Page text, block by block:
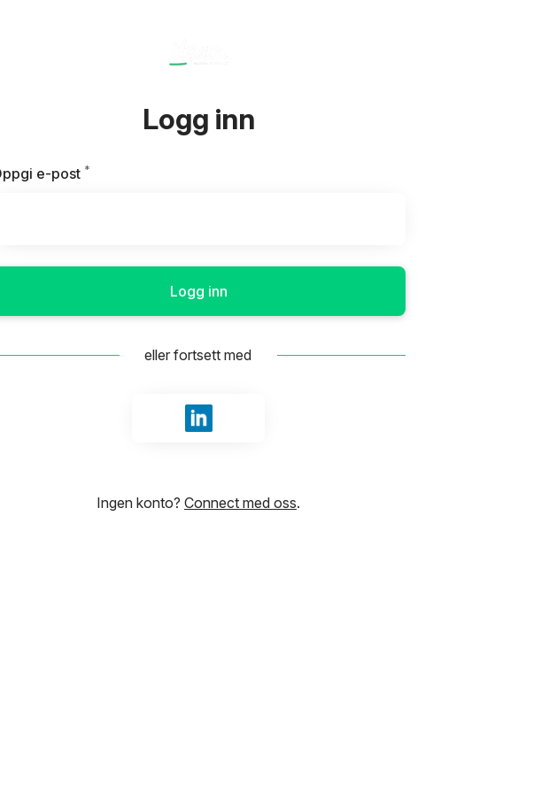
Logg inn
e-post *
Logg inn
eller fortsett med
Logg inn med LinkedIn
Ingen konto? Connect med oss.